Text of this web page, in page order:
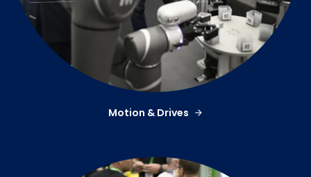
Motion & Drives